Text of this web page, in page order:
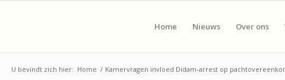
Home Nieuws Over ons
U bevindt zich hier: Home / Kamervragen invloed Didam-arrest op